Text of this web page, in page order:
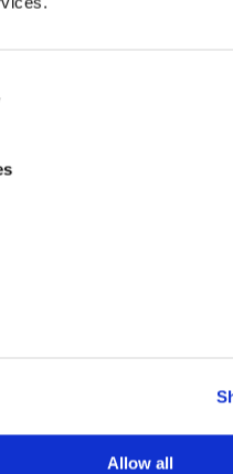
Allow all
Sleep bestanden
Selecteer bestanden